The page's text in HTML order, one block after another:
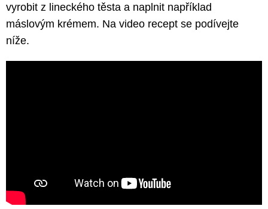
vyrobit z lineckého těsta a naplnit například
máslovým krémem. Na video recept se podívejte
níže.